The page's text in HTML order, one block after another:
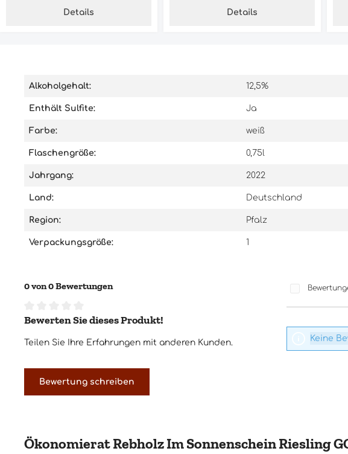
Details Details
Alkoholgehalt: 12,5%
Enthält Sulfite: Ja
Farbe: weiß
Flaschengröße: 0,75l
Jahrgang: 2022
Land: Deutschland
Region: Pfalz
Verpackungsgröße: 1
0 von 0 Bewertungen
Durchschnittliche Bewertung von 0 von 5 Sternen
Bewerten Sie dieses Produkt!
Teilen Sie Ihre Erfahrungen mit anderen Kunden.
Bewertung schreiben
Keine
Ökonomierat Rebholz Im Sonnenschein Riesling